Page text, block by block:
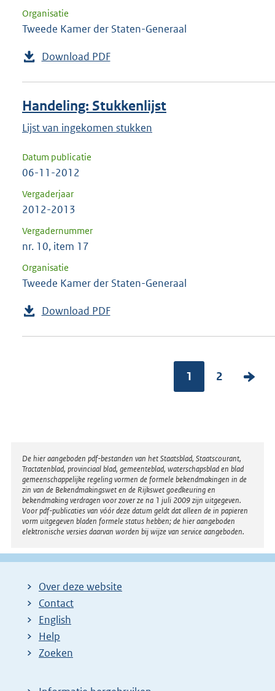
Organisatie
Tweede Kamer der Staten-Generaal
Download PDF
Handeling: Stukkenlijst
Lijst van ingekomen stukken
Datum publicatie
06-11-2012
Vergaderjaar
2012-2013
Vergadernummer
nr. 10, item 17
Organisatie
Tweede Kamer der Staten-Generaal
Download PDF
1 2
V
g
Disclaimer
De hier aangeboden pdf-bestanden van het Staatsblad, Staatscourant,
Tractatenblad, provinciaal blad, gemeenteblad, waterschapsblad en blad
gemeenschappelijke regeling vormen de formele bekendmakingen in de
zin van de Bekendmakingswet en de Rijkswet goedkeuring en
bekendmaking verdragen voor zover ze na 1 juli 2009 zijn uitgegeven.
Voor pdf-publicaties van vóór deze datum geldt dat alleen de in papieren
vorm uitgegeven bladen formele status hebben; de hier aangeboden
elektronische versies daarvan worden bij wijze van service aangeboden.
Over deze website
Contact
English
Help
Zoeken